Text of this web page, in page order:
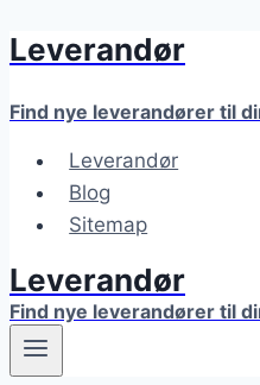
Fortsæt
indhold
Leverandør
Find nye leverandører til
Leverandør
Blog
Sitemap
Leverandør
Find nye leverandører til